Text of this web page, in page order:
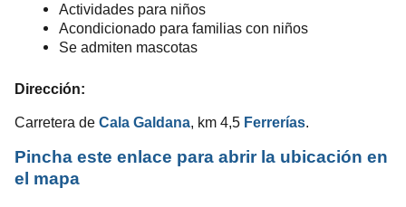
Actividades para niños
Acondicionado para familias con niños
Se admiten mascotas
Dirección:
Carretera de Cala Galdana, km 4,5 Ferrerías.
Pincha este enlace para abrir la ubicación en
el mapa